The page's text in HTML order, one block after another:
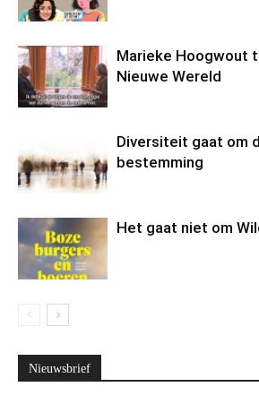
Marieke Hoogwout
Nieuwe Wereld
Diversiteit gaat om
bestemming
Het gaat niet om
Nieuwsbrief